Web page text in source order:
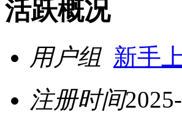
活跃概况
用户组 新手
注册时间